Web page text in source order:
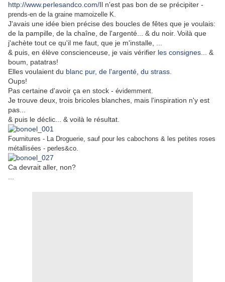
http://www.perlesandco.com/Il n'est pas bon de se précipiter -
prends-en de la graine mamoizelle K
J'avais une idée bien précise des boucles de fêtes que je voulais:
de la pampille, de la chaîne, de l'argenté... & du noir. Voilà que
j'achète tout ce qu'il me faut, que je m'installe, ...
& puis, en élève conscienceuse, je vais vérifier les consignes ... &
boum, patatras!
Elles voulaient du blanc pur, de l'argenté, du strass
Oups!
Pas certaine d'avoir ça en stock - évidemment
Je trouve deux, trois bricoles blanches, mais l'inspiration n'y est
pas...
& puis le déclic... & voilà le résultat.
Fournitures - La Droguerie, sauf pour les cabochons & les petites roses
métallisées - perles&co.
Ca devrait aller, non?